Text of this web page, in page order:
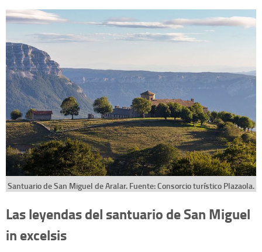
Santuario de San Miguel de Aralar. Fuente: Consorcio turístico Plazaola.
Las leyendas del santuario de San Miguel
in excelsis